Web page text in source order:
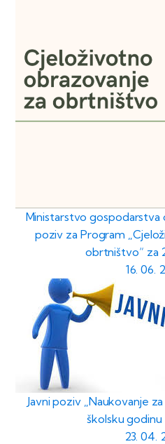
Ministarstvo gospodarstva
poziv za Program
obrtništvo“ za
16. 06.
Javni poziv „Naukovanje
školsku
23. 04.